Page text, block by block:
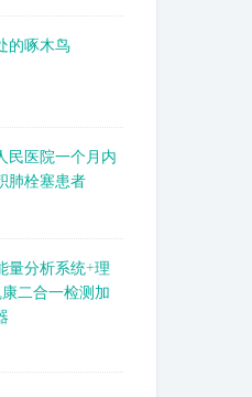
的啄木鸟
民医院一个月内
肺栓塞患者
量分析系统+理
二合一检测加